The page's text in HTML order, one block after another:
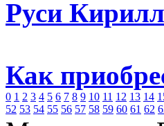
Руси
Как
0 1 2 3 4 5 6 7 8 9 10 11 12 13 14
52 53 54 55 56 57 58 59 60 61 62